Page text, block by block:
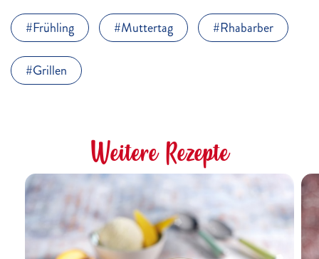
Frühling
Muttertag Rhabarber
Grillen
Weitere Rezepte